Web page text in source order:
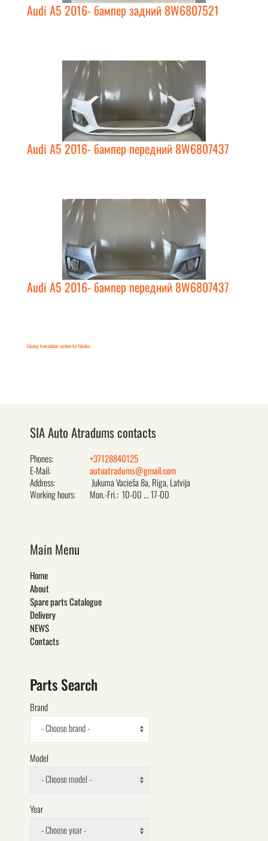
Audi A5 2016- бампер задний 8W6807521
Audi A5 2016- бампер передний 8W6807437
Audi A5 2016- бампер передний 8W6807437
FaLang translation system by Faboba
SIA Auto Atradums contacts
Phones:
+37128840125
E-Mail:
autoatradums@gmail.com
Address:
Jukuma Vacieša 8a, Rīga, Latvija
Working hours:
Mon.-Fri.: 10-00 ... 17-00
Main Menu
Home
About
Spare parts Catalogue
Delivery
NEWS
Contacts
Parts Search
Brand
- Choose brand -
Model
- Choose model -
Year
- Choose year -